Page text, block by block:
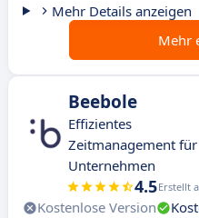
Mehr Details anzeigen
Mehr
Beebole
Effizientes
Zeitmanagement für
Unternehmen
4.5Erstellt
Kostenlose Version